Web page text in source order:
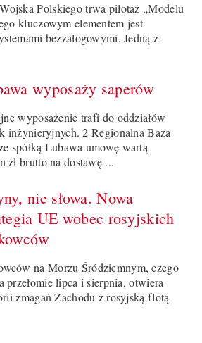
Polskiego trwa pilotaż „Modelu
kluczowym elementem jest
bezzałogowymi. Jedną z
wyposaży saperów
wyposażenie trafi do oddziałów
inżynieryjnych. 2 Regionalna Baza
spółką Lubawa umowę wartą
zł brutto na dostawę ...
nie słowa. Nowa
UE wobec rosyjskich
na Morzu Śródziemnym, czego
przełomie lipca i sierpnia, otwiera
zmagań Zachodu z rosyjską flotą